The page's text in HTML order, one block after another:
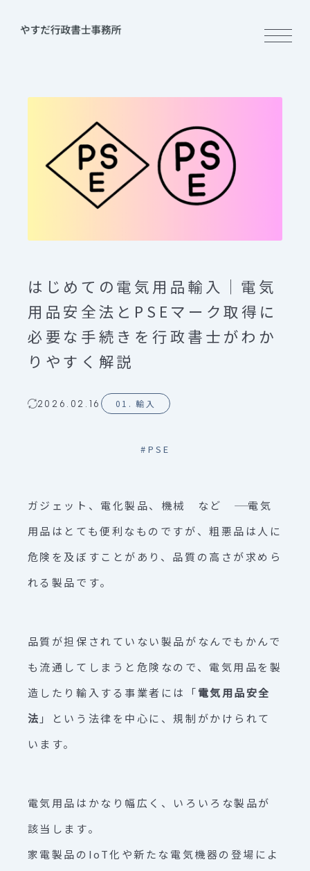
はじめての電気用品輸入｜電気
用品安全法とPSEマーク取得に
必要な手続きを行政書士がわか
りやすく解説
2026.02.16 01. 輸入
# PSE
ガジェット、電化製品、機械 など ―― 電気
用品はとても便利なものですが、粗悪品は人に
危険を及ぼすことがあり、品質の高さが求めら
れる製品です。
品質が担保されていない製品がなんでもかんで
も流通してしまうと危険なので、電気用品を製
造したり輸入する事業者には「電気用品安全
法 」という法律を中心に、規制がかけられて
います。
電気用品はかなり幅広く、いろいろな製品が
該当します。
家電製品のIoT化や新たな電気機器の登場によ